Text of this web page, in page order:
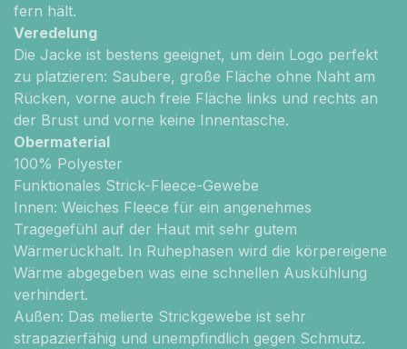
fern hält.
Veredelung
Die Jacke ist bestens geeignet, um dein Logo perfekt
zu platzieren: Saubere, große Fläche ohne Naht am
Rücken, vorne auch freie Fläche links und rechts an
der Brust und vorne keine Innentasche.
Obermaterial
100% Polyester
Funktionales Strick-Fleece-Gewebe
Innen: Weiches Fleece für ein angenehmes
Tragegefühl auf der Haut mit sehr gutem
Wärmerückhalt. In Ruhephasen wird die körpereigene
Wärme abgegeben was eine schnellen Auskühlung
verhindert.
Außen: Das melierte Strickgewebe ist sehr
strapazierfähig und unempfindlich gegen Schmutz.